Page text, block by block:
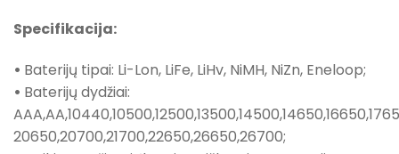
Specifikacija:
• Baterijų tipai: Li-Lon, LiFe, LiHv, NiMH, NiZn, Eneloop;
• Baterijų dydžiai:
20650,20700,21700,22650,26650,26700;